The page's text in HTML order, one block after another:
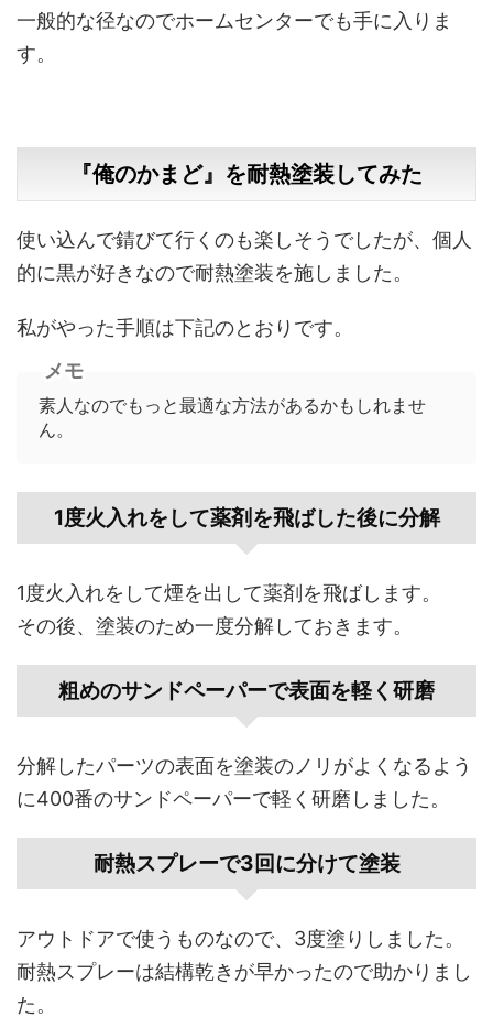
一般的な径なのでホームセンターでも手に入りま
す。
『俺のかまど』を耐熱塗装してみた
使い込んで錆びて行くのも楽しそうでしたが、個人
的に黒が好きなので耐熱塗装を施しました。
私がやった手順は下記のとおりです。
メモ
素人なのでもっと最適な方法があるかもしれませ
ん。
1度火入れをして薬剤を飛ばした後に分解
1度火入れをして煙を出して薬剤を飛ばします。
その後、塗装のため一度分解しておきます。
粗めのサンドペーパーで表面を軽く研磨
分解したパーツの表面を塗装のノリがよくなるよう
に400番のサンドペーパーで軽く研磨しました。
耐熱スプレーで3回に分けて塗装
アウトドアで使うものなので、3度塗りしました。
耐熱スプレーは結構乾きが早かったので助かりまし
た。